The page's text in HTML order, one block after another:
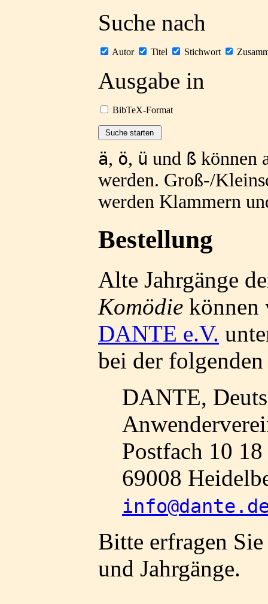
Suche nach
Autor Titel Stichwort
Ausgabe in
BibTeX-Format
ä, ö, ü und ß können
werden. Groß-/
werden Klammern
Bestellung
Alte Jahrgänge
Komödie
DANTE e.V.
bei der
DANTE,
Postfach 10
69008
Bitte erfragen
und Jahrgänge.